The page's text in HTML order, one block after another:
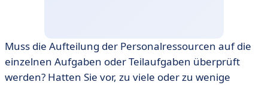
Muss die Aufteilung der Personalressourcen auf die
einzelnen Aufgaben oder Teilaufgaben überprüft
werden? Hatten Sie vor, zu viele oder zu wenige